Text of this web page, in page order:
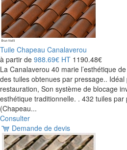
Tuile Chapeau Canalaverou
à partir de 988.69€ HT 1190.48€
La Canalaverou 40 marie l’esthétique
des tuiles obtenues par pressage..
restauration, Son système de blocage
esthétique traditionnelle. . 432 tuiles par
(Chapeau...
Consulter
Demande de devis